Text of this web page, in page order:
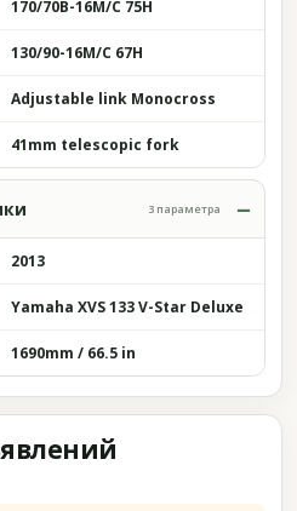
170/70B-16M/C 75H
130/90-16M/C 67H
Adjustable link Monocross
41mm telescopic fork
3 параметра
2013
Yamaha XVS 133 V-Star Deluxe
1690mm / 66.5 in